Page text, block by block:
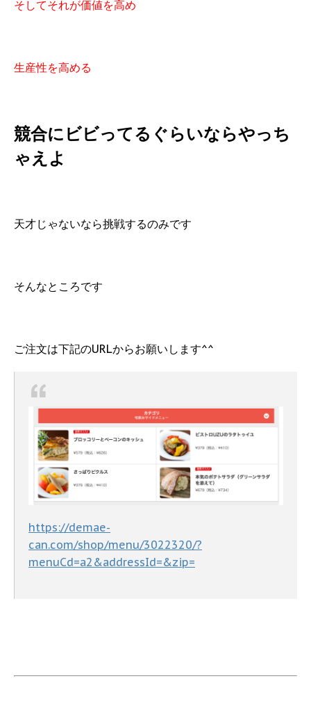
そしてそれが価値を高め
生産性を高める
競合にビビってるぐらいならやっち
ゃえよ
天才じゃないなら挑戦するのみです
そんなところです
ご注文は下記のURLからお願いします^^
https://demae-
can.com/shop/menu/3022320/?
menuCd=a2&addressId=&zip=